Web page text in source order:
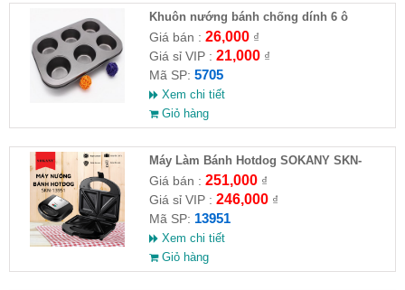
Khuôn nướng bánh chống dính 6 ô
Giá bán : 26,000₫
Giá sỉ VIP : 21,000₫
Mã SP: 5705
Xem chi tiết
Giỏ hàng
Máy Làm Bánh Hotdog SOKANY SKN-
13951
Giá bán : 251,000₫
Giá sỉ VIP : 246,000₫
Mã SP: 13951
Xem chi tiết
Giỏ hàng